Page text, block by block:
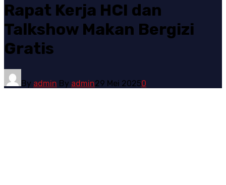
Rapat Kerja HCI dan
Talkshow Makan Bergizi
Gratis
By admin By admin29 Mei 20250